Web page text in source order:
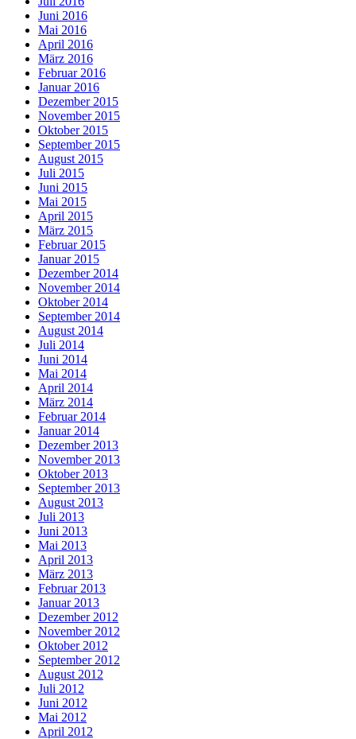
Juni 2016
Mai 2016
April 2016
März 2016
Februar 2016
Januar 2016
Dezember 2015
November 2015
Oktober 2015
September 2015
August 2015
Juli 2015
Juni 2015
Mai 2015
April 2015
März 2015
Februar 2015
Januar 2015
Dezember 2014
November 2014
Oktober 2014
September 2014
August 2014
Juli 2014
Juni 2014
Mai 2014
April 2014
März 2014
Februar 2014
Januar 2014
Dezember 2013
November 2013
Oktober 2013
September 2013
August 2013
Juli 2013
Juni 2013
Mai 2013
April 2013
März 2013
Februar 2013
Januar 2013
Dezember 2012
November 2012
Oktober 2012
September 2012
August 2012
Juli 2012
Juni 2012
Mai 2012
April 2012